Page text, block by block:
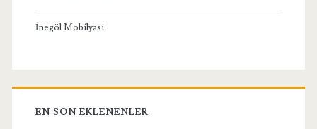
İnegöl Mobilyası
EN SON EKLENENLER